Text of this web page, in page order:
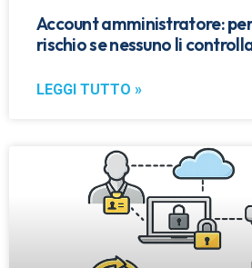
Account amministratore:
rischio se nessuno li
LEGGI TUTTO »